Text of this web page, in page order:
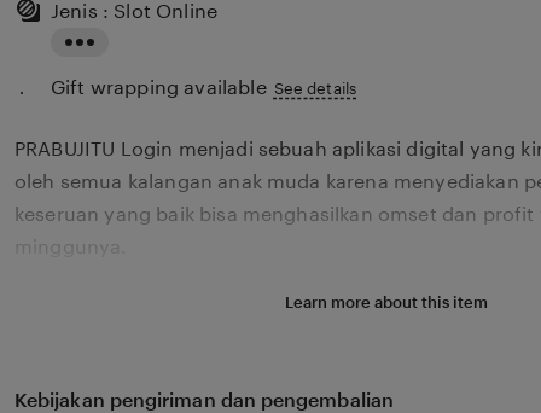
the
description
Jenis : Slot Online
Gift wrapping available See details
PRABUJITU Login menjadi sebuah aplikasi digital yang
oleh semua kalangan anak muda karena menyediakan
keseruan yang baik bisa menghasilkan omset dan
minggunya.
Learn more about this item
Kebijakan pengiriman dan pengembalian